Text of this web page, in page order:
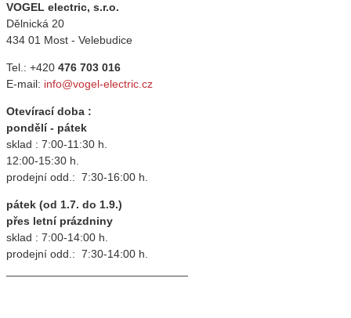
VOGEL electric, s.r.o.
Dělnická 20
434 01 Most - Velebudice
Tel.: +420 476 703 016
E-mail: info@vogel-electric.cz
Otevírací doba :
pondělí - pátek
sklad : 7:00-11:30 h.
12:00-15:30 h.
prodejní odd.: 7:30-16:00 h.
pátek (od 1.7. do 1.9.)
přes letní prázdniny
sklad : 7:00-14:00 h.
prodejní odd.: 7:30-14:00 h.